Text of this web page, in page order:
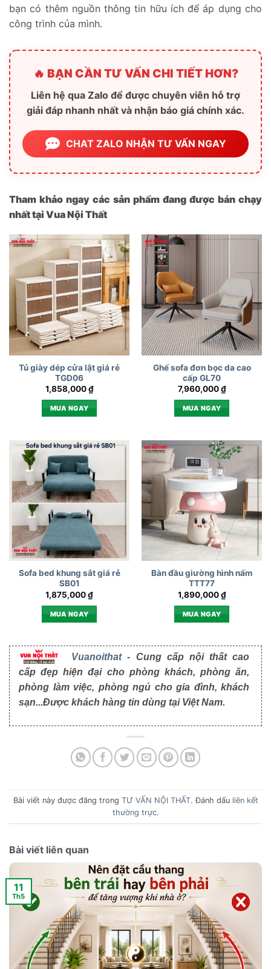
bạn có thêm nguồn thông tin hữu ích để áp dụng cho
công trình của mình.
🔥 BẠN CẦN TƯ VẤN CHI TIẾT HƠN?
Liên hệ qua Zalo để được chuyên viên hỗ trợ
giải đáp nhanh nhất và nhận báo giá chính xác.
CHAT ZALO NHẬN TƯ VẤN NGAY
Tham khảo ngay các sản phẩm đang được bán chạy
nhất tại Vua Nội Thất
Tủ giày dép cửa lật giá rẻ
TGD06
1,858,000₫
MUA NGAY
Ghế sofa đơn bọc da cao
cấp GL70
7,960,000₫
MUA NGAY
Sofa bed khung sắt giá rẻ
SB01
1,875,000₫
MUA NGAY
Bàn đầu giường hình nấm
TTT77
1,890,000₫
MUA NGAY
Vuanoithat- Cung cấp nội thất cao
cấp đẹp hiện đại cho phòng khách, phòng ăn,
phòng làm việc, phòng ngủ cho gia đình, khách
sạn...Được khách hàng tin dùng tại Việt Nam.
Bài viết này được đăng trong TƯ VẤN NỘI THẤT. Đánh dấu liên kết
thường trực.
Bài viết liên quan
11
Th5